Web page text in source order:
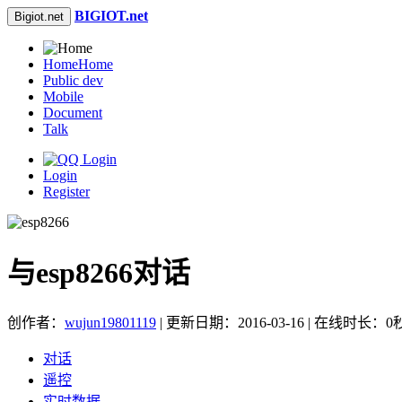
Bigiot.net BIGIOT.net
HomeHome
Public dev
Mobile
Document
Talk
Login
Register
与esp8266对话
创作者： wujun19801119 | 更新日期：2016-03-16 | 在线时长：0
对话
遥控